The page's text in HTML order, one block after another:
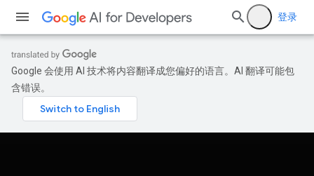
登录
Google 会使用 AI 技术将内容翻译成您偏好的语言。AI 翻译可能包
含错误。